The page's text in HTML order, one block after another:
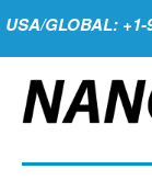
USA/GLOBAL: +1-